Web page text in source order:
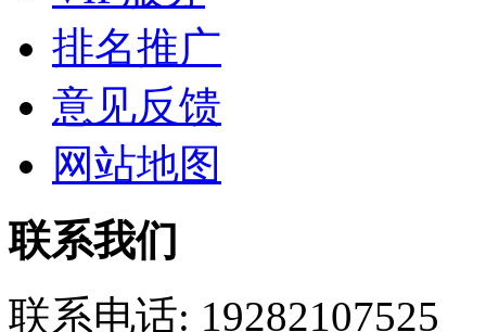
排名推广
意见反馈
网站地图
联系我们
联系电话: 19282107525